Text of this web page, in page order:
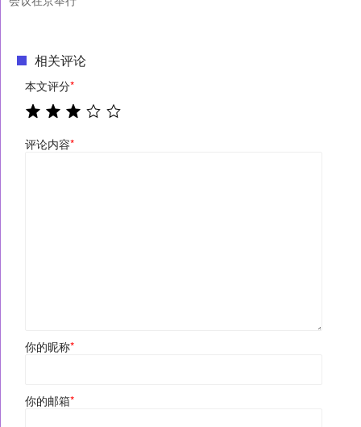
相关评论
本文评分*
评论内容*
你的昵称*
你的邮箱*